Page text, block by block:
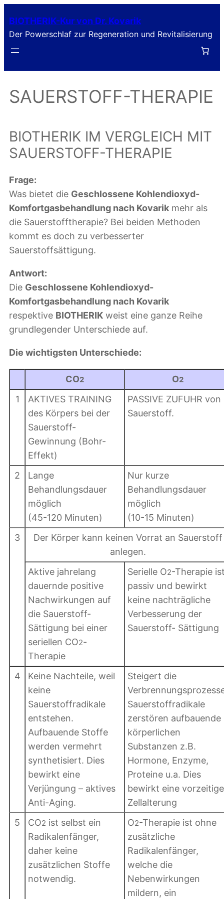
Inhalt
springen
BIOTHERIK-Kur von Dr. Kovarik
Der Powerschlaf zur Regeneration und Revitalisierung
SAUERSTOFF-THERAPIE
BIOTHERIK IM VERGLEICH MIT
SAUERSTOFF-THERAPIE
Frage:
Was bietet die Geschlossene Kohlendioxyd-
Komfortgasbehandlung nach Kovarik mehr als
die Sauerstofftherapie? Bei beiden Methoden
kommt es doch zu verbesserter
Sauerstoffsättigung.
Antwort:
Die Geschlossene Kohlendioxyd-
Komfortgasbehandlung nach Kovarik
respektive BIOTHERIK weist eine ganze Reihe
grundlegender Unterschiede auf.
Die wichtigsten Unterschiede:
CO2 O2
1
AKTIVES TRAINING
des Körpers bei der
Sauerstoff-
Gewinnung (Bohr-
Effekt)
PASSIVE ZUFUHR von
Sauerstoff.
2
Lange
Behandlungsdauer
möglich
(45-120 Minuten)
Nur kurze
Behandlungsdauer
möglich
(10-15 Minuten)
3
Der Körper kann keinen Vorrat an Sauerstoff
anlegen.
Aktive jahrelang
dauernde positive
Nachwirkungen auf
die Sauerstoff-
Sättigung bei einer
seriellen CO2-
Therapie
Serielle O2-Therapie
passiv und bewirkt
keine nachträgliche
Verbesserung der
Sauerstoff- Sättigung
4
Keine Nachteile, weil
keine
Sauerstoffradikale
entstehen.
Aufbauende Stoffe
werden vermehrt
synthetisiert. Dies
bewirkt eine
Verjüngung – aktives
Anti-Aging.
Steigert die
Sauerstoffradikale
zerstören aufbauende
körperlichen
Substanzen z.B.
Hormone, Enzyme,
Proteine u.a. Dies
bewirkt eine vorzeitige
Zellalterung
5
CO2 ist selbst ein
Radikalenfänger,
daher keine
zusätzlichen Stoffe
notwendig.
O2-Therapie ist ohne
zusätzliche
Radikalenfänger,
welche die
Nebenwirkungen
mildern, ein